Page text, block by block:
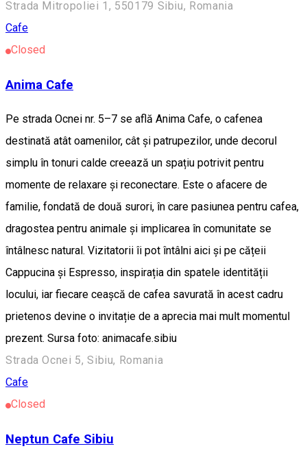
Strada Mitropoliei 1, 550179 Sibiu, Romania
Cafe
Closed
Anima Cafe
Pe strada Ocnei nr. 5–7 se află Anima Cafe, o cafenea
destinată atât oamenilor, cât și patrupezilor, unde decorul
simplu în tonuri calde creează un spațiu potrivit pentru
momente de relaxare și reconectare. Este o afacere de
familie, fondată de două surori, în care pasiunea pentru cafea,
dragostea pentru animale și implicarea în comunitate se
întâlnesc natural. Vizitatorii îi pot întâlni aici și pe cățeii
Cappucina și Espresso, inspirația din spatele identității
locului, iar fiecare ceașcă de cafea savurată în acest cadru
prietenos devine o invitație de a aprecia mai mult momentul
prezent. Sursa foto: animacafe.sibiu
Strada Ocnei 5, Sibiu, Romania
Cafe
Closed
Neptun Cafe Sibiu